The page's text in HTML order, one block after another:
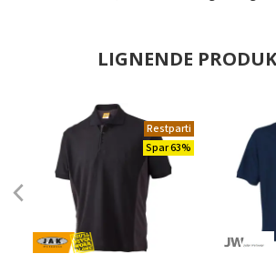
LIGNENDE
Restparti
Spar 63%